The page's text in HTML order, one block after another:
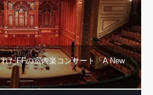
たFFの室内楽コンサート「A New